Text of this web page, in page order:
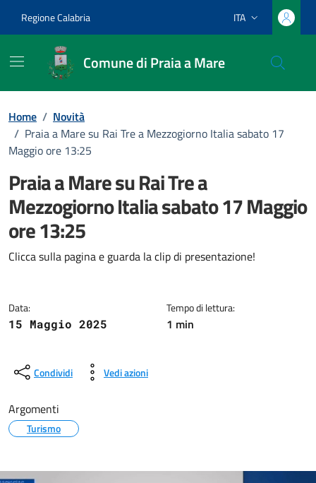
Regione Calabria Lingua attiva:
ITA
Comune di Praia a Mare
Home / Novità
/ Praia a Mare su Rai Tre a Mezzogiorno Italia sabato 17
Maggio ore 13:25
Praia a Mare su Rai Tre a
Mezzogiorno Italia sabato 17 Maggio
ore 13:25
Dettagli della notizia
Clicca sulla pagina e guarda la clip di presentazione!
Data:
15 Maggio 2025
Tempo di lettura:
1 min
Condividi Vedi azioni
Argomenti
Turismo